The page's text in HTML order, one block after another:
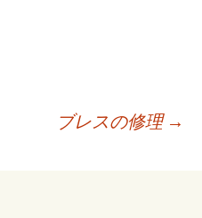
ブレスの修理 →